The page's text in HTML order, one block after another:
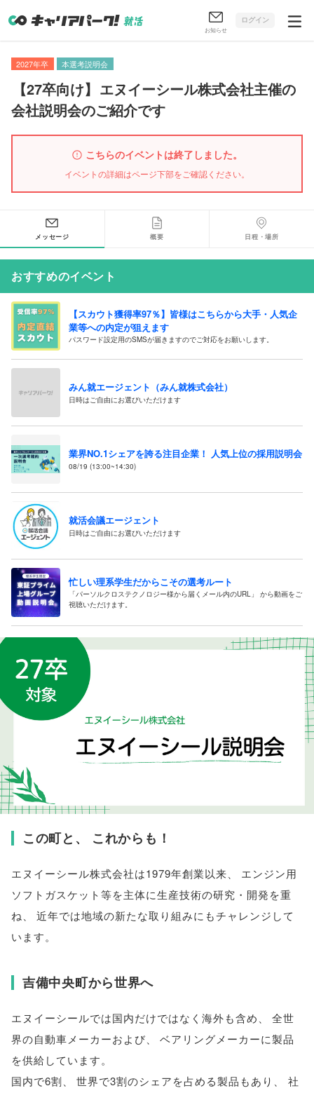
お知らせ
ログイン
2027年卒 本選考説明会
【27卒向け】 エヌイーシール株式会社主催の
会社説明会のご紹介です
こちらのイベントは終了しました。
イベントの詳細はページ下部をご確認ください。
メッセージ 概要 日程・場所
おすすめのイベント
【スカウト獲得率97％】皆様はこちらから大手・人気企
業等への内定が狙えます
パスワード設定用のSMSが届きますのでご対応をお願いします。
みん就エージェント（みん就株式会社）
日時はご自由にお選びいただけます
業界NO.1シェアを誇る注目企業！ 人気上位の採用説明会
08/19 (13:00~14:30)
就活会議エージェント
日時はご自由にお選びいただけます
忙しい理系学生だからこその選考ルート
「パーソルクロステクノロジー様から届くメール内のURL」 から動画をご
視聴いただけます。
この町と 、 これからも！
エヌイーシール株式会社は1979年創業以来
エンジン用
ソフトガスケット等を主体に生産技術の研究・開発を重
ね
近年では地域の新たな取り組みにもチャレンジして
います。
吉備中央町から世界へ
エヌイーシールでは国内だけではなく海外も含め
全世
界の自動車メーカーおよび
ベアリングメーカーに製品
を供給しています。
国内で6割
世界で3割のシェアを占める製品もあり
社